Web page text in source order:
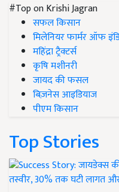
#Top on Krishi Jagran
सफल किसान
मिलेनियर फार्मर ऑफ
महिंद्रा ट्रैक्टर्स
कृषि मशीनरी
जायद की फसल
बिज़नेस आइडियाज
पीएम किसान
Top Stories